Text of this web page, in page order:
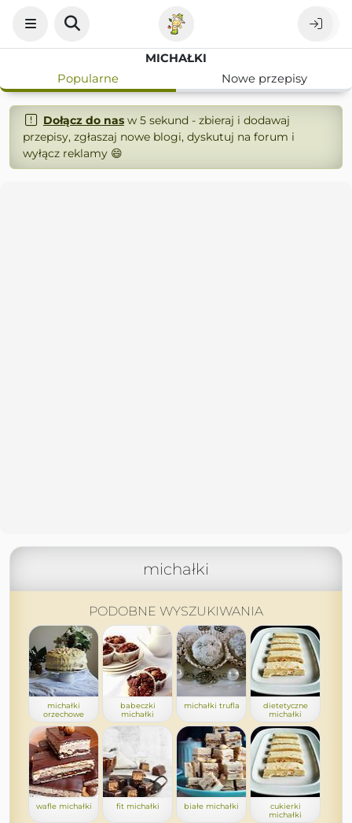
MICHAŁKI
Popularne
Nowe przepisy
Dołącz do nasw 5 sekund - zbieraj i dodawaj
przepisy, zgłaszaj nowe blogi, dyskutuj na forum i
wyłącz reklamy 😄
michałki
PODOBNE WYSZUKIWANIA
michałki
orzechowe
babeczki
michałki
michałki trufla
dietetyczne
michałki
wafle michałki fit michałki białe michałki
cukierki
michałki